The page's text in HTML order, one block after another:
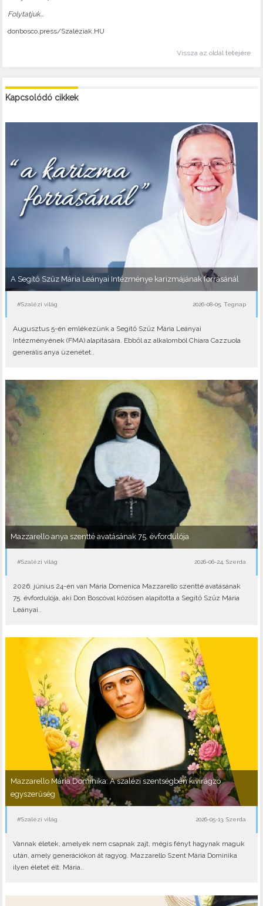
Folytatjuk...
donbosco.press/Szaléziak.HU
Vissza az oldal tetejére
Kapcsolódó cikkek
A Segítő Szűz Mária Leányai Intézménye karizmájának forrásánál
#Szalézi világ 2026-08-05, Tegnap
Augusztus 5-én emlékezünk a Segítő Szűz Mária Leányai
Intézményének (FMA) alapítására. Ebből az alkalomból Chiara Cazzuola
generális anya üzenetet..
Mazzarello anya szentté avatásának 75. évfordulója
#Szalézi világ 2026-06-24, Szerda
2026. június 24-én van Mária Domenica Mazzarello szentté avatásának
75. évfordulója, aki Don Boscóval közösen alapította a Segítő Szűz Mária
Leányai..
Mazzarello Mária Dominika: A szalézi szentségben kivirágzó
egyszerűség
#Szalézi világ 2026-05-13, Szerda
Vannak életek, amelyek nem csapnak zajt, mégis fényt hagynak maguk
után, amely generációkon át ragyog. Mazzarello Szent Mária Dominika
ilyen életet élt. Mária..